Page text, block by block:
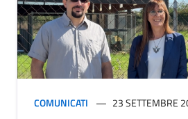
COMUNICATI 23 SETTEMBRE